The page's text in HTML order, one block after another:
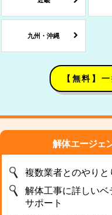
九州・沖縄
【無料】
解体エージェ
複数業者とのやりと
解体工事に詳しい
サポート